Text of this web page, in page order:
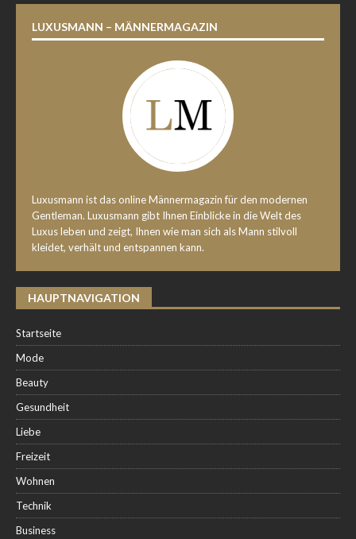
LUXUSMANN – MÄNNERMAGAZIN
Luxusmann ist das online Männermagazin für den modernen
Gentleman. Luxusmann gibt Ihnen Einblicke in die Welt des
Luxus leben und zeigt, Ihnen wie man sich als Mann stilvoll
kleidet, verhält und entspannen kann.
HAUPTNAVIGATION
Startseite
Mode
Beauty
Gesundheit
Liebe
Freizeit
Wohnen
Technik
Business